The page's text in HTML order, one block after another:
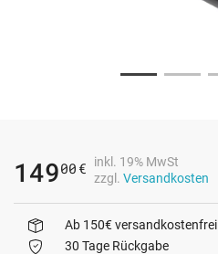
14900 €
inkl. 19% MwSt
zzgl. Versandkosten
Ab 150€ versandkostenfrei
30 Tage Rückgabe